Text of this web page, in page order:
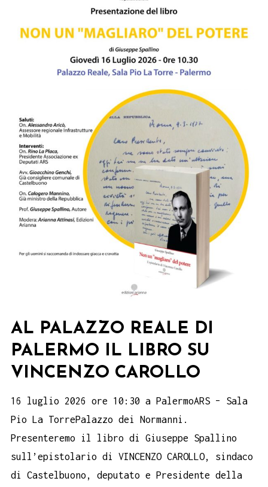
AL PALAZZO REALE DI
PALERMO IL LIBRO SU
VINCENZO CAROLLO
16 luglio 2026 ore 10:30 a PalermoARS – Sala
Pio La TorrePalazzo dei Normanni.
Presenteremo il libro di Giuseppe Spallino
sull’epistolario di VINCENZO CAROLLO, sindaco
di Castelbuono, deputato e Presidente della